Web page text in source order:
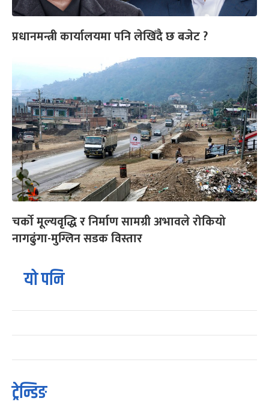
प्रधानमन्त्री कार्यालयमा पनि लेखिँदै छ बजेट ?
चर्को मूल्यवृद्धि र निर्माण सामग्री अभावले रोकियो
नागढुंगा-मुग्लिन सडक विस्तार
यो पनि
ट्रेन्डिङ